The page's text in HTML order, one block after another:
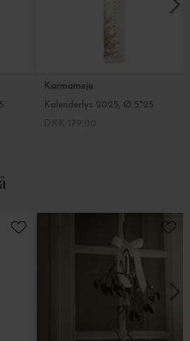
Karmameju
Kalenderlys 2025, Ø:5*25